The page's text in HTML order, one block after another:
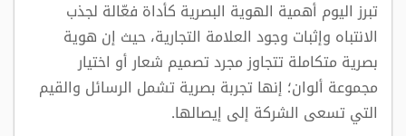
تبرز اليوم أهمية الهوية البصرية كأداة فعّالة لجذب
الانتباه وإثبات وجود العلامة التجارية، حيث إن هوية
بصرية متكاملة تتجاوز مجرد تصميم شعار أو اختيار
مجموعة ألوان؛ إنها تجربة بصرية تشمل الرسائل والقيم
التي تسعى الشركة إلى إيصالها.